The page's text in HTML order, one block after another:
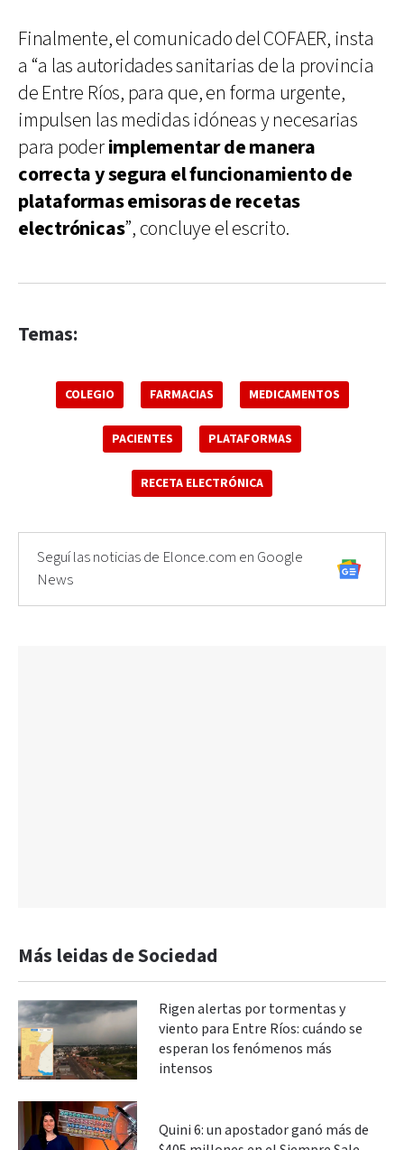
Finalmente, el comunicado del COFAER, insta
a “a las autoridades sanitarias de la provincia
de Entre Ríos, para que, en forma urgente,
impulsen las medidas idóneas y necesarias
para poderimplementar de manera
correcta y segura el funcionamiento de
plataformas emisoras de recetas
electrónicas”, concluye el escrito.
Temas:
COLEGIO FARMACIAS MEDICAMENTOS
PACIENTES PLATAFORMAS
RECETA ELECTRÓNICA
Seguí las noticias de Elonce.com en Google
News
Más leidas de Sociedad
Rigen alertas por tormentas y
viento para Entre Ríos: cuándo se
esperan los fenómenos más
intensos
Quini 6: un apostador ganó más de